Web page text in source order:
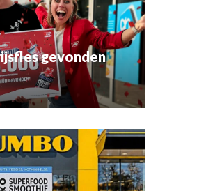
gevonden